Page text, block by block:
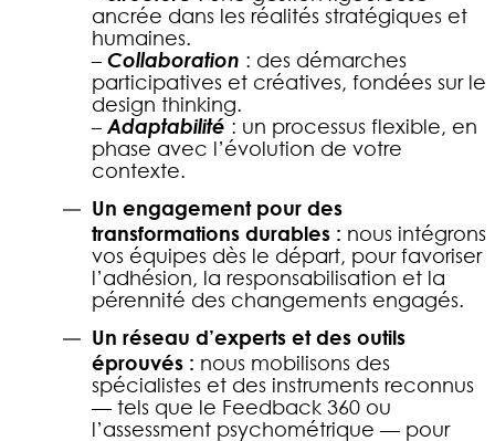
ancrée dans les réalités stratégiques et
humaines.
–Collaboration : des démarches
participatives et créatives, fondées sur le
design thinking.
–Adaptabilité : un processus flexible, en
phase avec l’évolution de votre
contexte.
Un engagement pour des
transformations durables : nous intégrons
vos équipes dès le départ, pour favoriser
l’adhésion, la responsabilisation et la
pérennité des changements engagés.
Un réseau d’experts et des outils
éprouvés : nous mobilisons des
spécialistes et des instruments reconnus
— tels que le Feedback 360 ou
l’assessment psychométrique — pour